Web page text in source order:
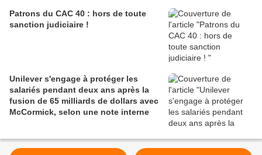
Patrons du CAC 40 : hors de toute
sanction judiciaire !
Unilever s'engage à protéger les
salariés pendant deux ans après la
fusion de 65 milliards de dollars avec
McCormick, selon une note interne